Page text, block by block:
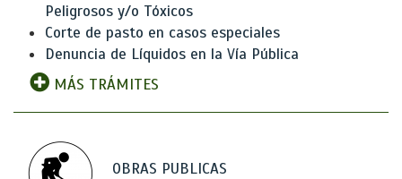
Peligrosos y/o Tóxicos
Corte de pasto en casos especiales
Denuncia de Líquidos en la Vía Pública
MÁS TRÁMITES
OBRAS PUBLICAS